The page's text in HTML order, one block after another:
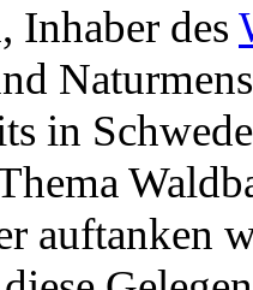
Inhaber des
in
auftanken